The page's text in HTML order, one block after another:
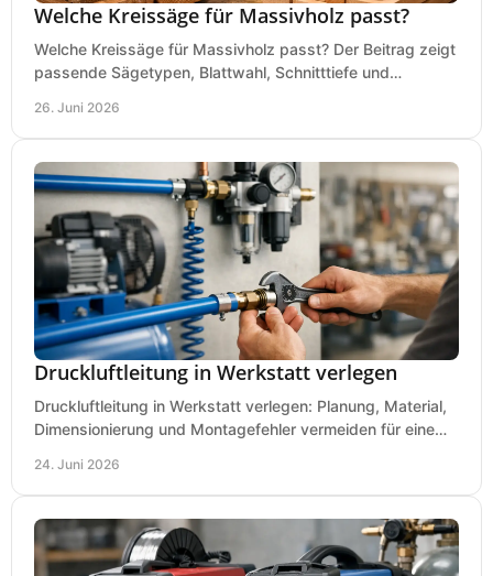
Welche Kreissäge für Massivholz passt?
Welche Kreissäge für Massivholz passt? Der Beitrag zeigt
passende Sägetypen, Blattwahl, Schnitttiefe und
26. Juni 2026
Druckluftleitung in Werkstatt verlegen
Druckluftleitung in Werkstatt verlegen: Planung, Material,
Dimensionierung und Montagefehler vermeiden für eine
24. Juni 2026